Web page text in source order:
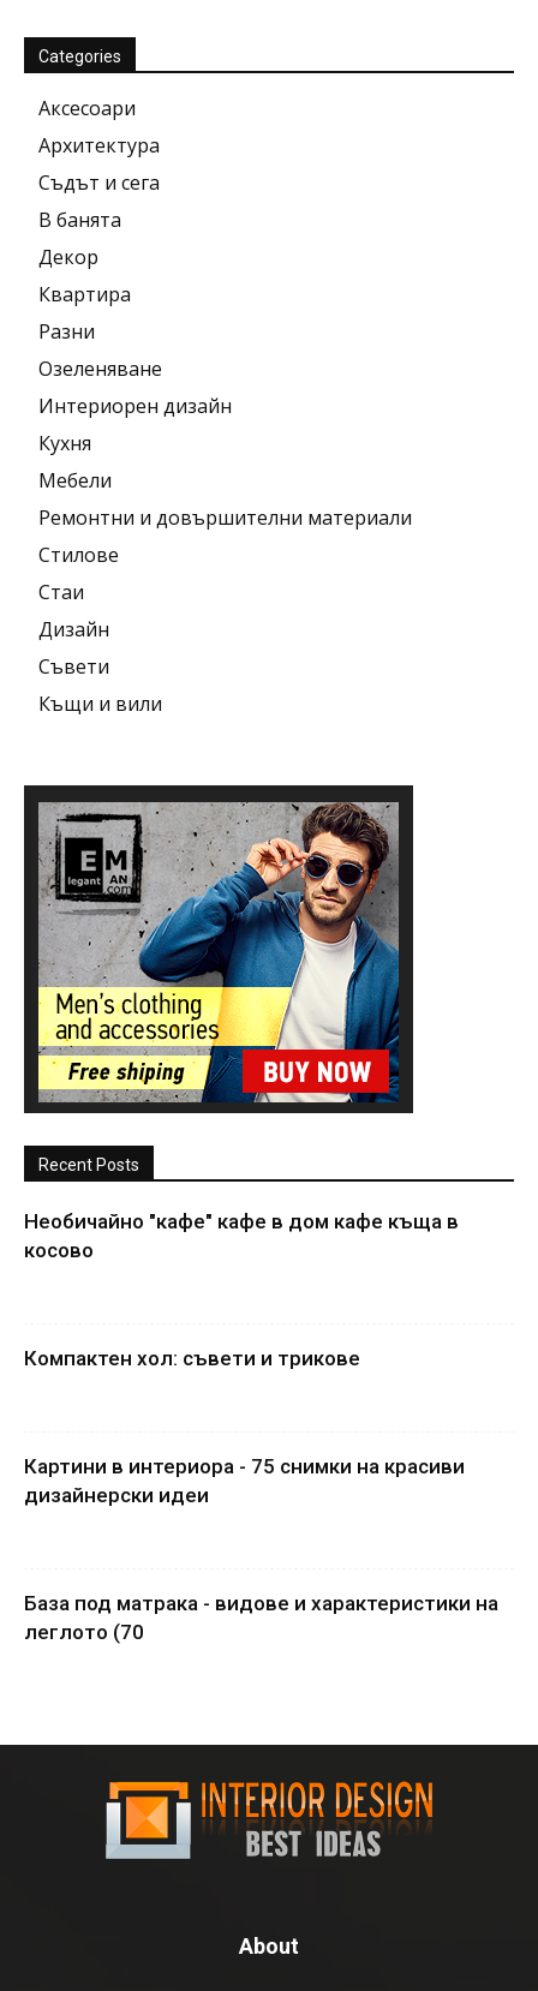
Categories
Аксесоари
Архитектура
Съдът и сега
В банята
Декор
Квартира
Разни
Озеленяване
Интериорен дизайн
Кухня
Мебели
Ремонтни и довършителни материали
Стилове
Стаи
Дизайн
Съвети
Къщи и вили
Recent Posts
Необичайно "кафе" кафе в дом кафе къща в
косово
Компактен хол: съвети и трикове
Картини в интериора - 75 снимки на красиви
дизайнерски идеи
База под матрака - видове и характеристики на
леглото (70
About